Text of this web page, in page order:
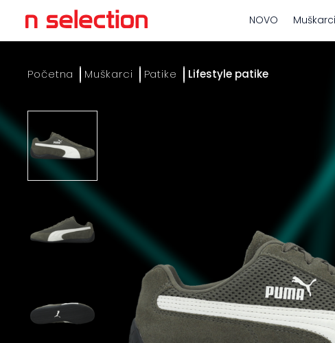
NOVO Muškarci
Početna Muškarci Patike Lifestyle patike